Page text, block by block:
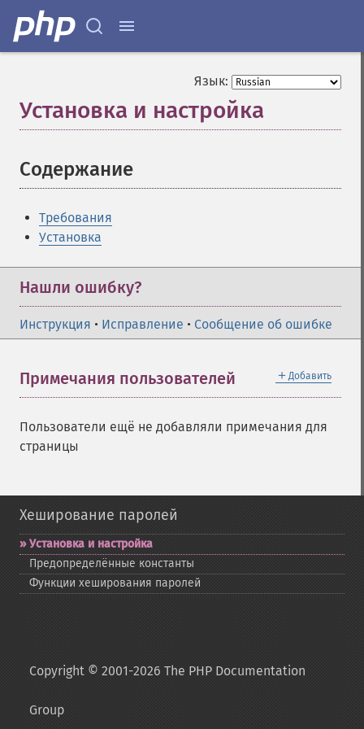
Язык:
Установка и настройка
Содержание
Требования
Установка
Нашли ошибку?
Инструкция • Исправление • Сообщение об ошибке
＋ Добавить
Примечания пользователей
Пользователи ещё не добавляли примечания для
страницы
Хеширование паролей
Установка и настройка
Предопределённые константы
Функции хеширования паролей
Copyright © 2001-2026 The PHP Documentation
Group